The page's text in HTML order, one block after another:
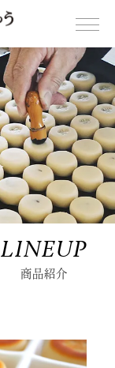
LINEUP
商品紹介